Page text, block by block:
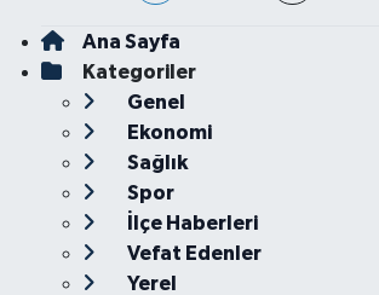
Ana Sayfa
Kategoriler
Genel
Ekonomi
Sağlık
Spor
İlçe Haberleri
Vefat Edenler
Yerel